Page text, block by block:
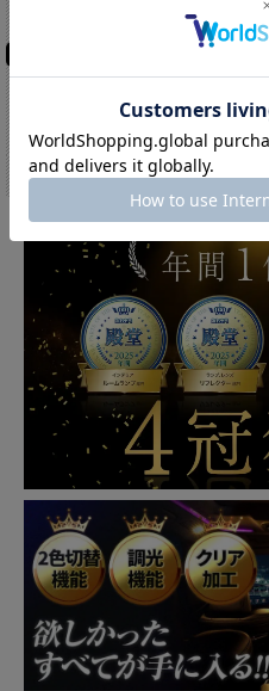
公式ストア特別5%OFF中!!:7,581円(税込)